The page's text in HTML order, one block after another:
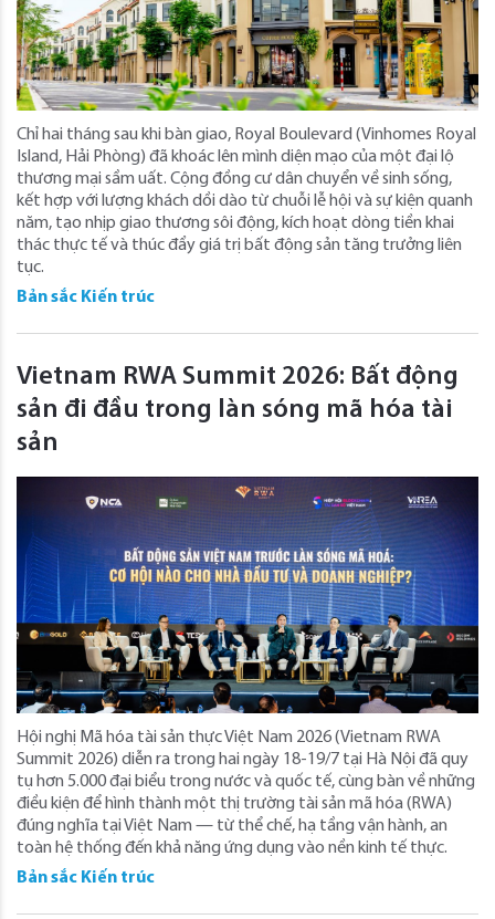
Chỉ hai tháng sau khi bàn giao, Royal Boulevard (Vinhomes Royal
Island, Hải Phòng) đã khoác lên mình diện mạo của một đại lộ
thương mại sầm uất. Cộng đồng cư dân chuyển về sinh sống,
kết hợp với lượng khách dồi dào từ chuỗi lễ hội và sự kiện quanh
năm, tạo nhịp giao thương sôi động, kích hoạt dòng tiền khai
thác thực tế và thúc đẩy giá trị bất động sản tăng trưởng liên
tục.
Bản sắc Kiến trúc
Vietnam RWA Summit 2026: Bất động
sản đi đầu trong làn sóng mã hóa tài
sản
Hội nghị Mã hóa tài sản thực Việt Nam 2026 (Vietnam RWA
Summit 2026) diễn ra trong hai ngày 18-19/7 tại Hà Nội đã quy
tụ hơn 5.000 đại biểu trong nước và quốc tế, cùng bàn về những
điều kiện để hình thành một thị trường tài sản mã hóa (RWA)
đúng nghĩa tại Việt Nam — từ thể chế, hạ tầng vận hành, an
toàn hệ thống đến khả năng ứng dụng vào nền kinh tế thực.
Bản sắc Kiến trúc